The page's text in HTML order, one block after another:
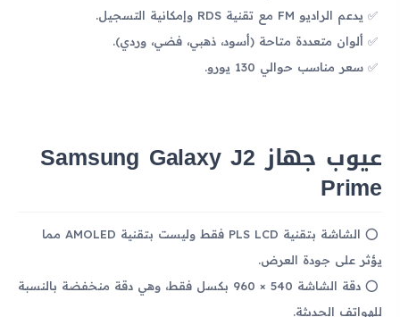
يدعم الراديو FM مع تقنية RDS وإمكانية التسجيل.
ألوان متعددة متاحة (أسود، ذهبي، فضي، وردي).
سعر مناسب حوالي 130 يورو.
عيوب جهاز Samsung Galaxy J2
Prime
الشاشة بتقنية PLS LCD فقط وليست بتقنية AMOLED مما
يؤثر على جودة العرض.
دقة الشاشة 540 × 960 بكسل فقط، وهي دقة منخفضة بالنسبة
للهواتف الحديثة.